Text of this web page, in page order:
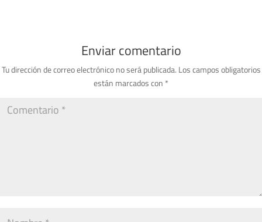
Enviar comentario
Tu dirección de correo electrónico no será publicada. Los campos obligatorios
están marcados con *